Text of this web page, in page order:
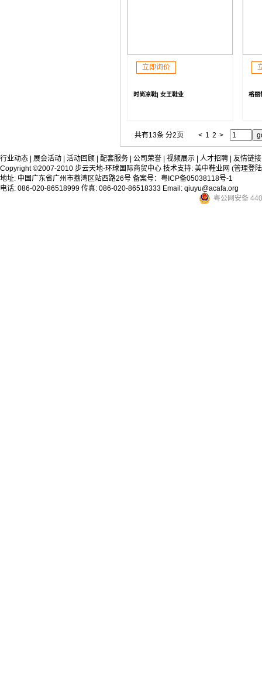
立即询价
时尚凉鞋| 女王鞋业 格丽
共有13条 分2页 < 1 2 >
行业动态 | 展会活动 | 活动回顾 | 配套服务 | 公司荣誉 | 视频展示 | 人才招聘 | 友情链接
Copyright ©2007-2010 步云天地-环球国际商贸中心 技术支持: 美中鞋业网 (管理登
地址: 中国广东省广州市荔湾区站西路26号 备案号：粤ICP备05038118号-1
电话: 086-020-86518999 传真: 086-020-86518333 Email: qiuyu@acafa.org
粤公网安备